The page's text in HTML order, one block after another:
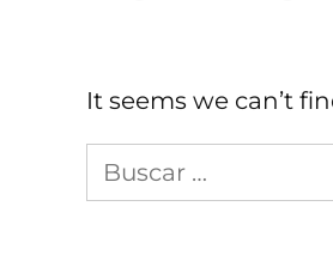
It seems we can’t
Busca
en